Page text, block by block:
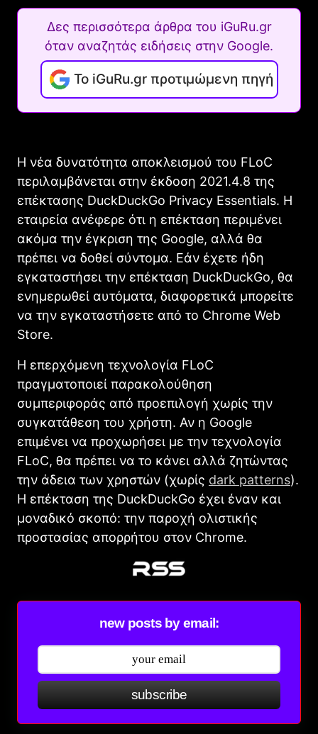
Δες περισσότερα άρθρα του iGuRu.gr
όταν αναζητάς ειδήσεις στην Google.
Το iGuRu.gr προτιμώμενη πηγή
Η νέα δυνατότητα αποκλεισμού του FLoC
περιλαμβάνεται στην έκδοση 2021.4.8 της
επέκτασης DuckDuckGo Privacy Essentials. Η
εταιρεία ανέφερε ότι η επέκταση περιμένει
ακόμα την έγκριση της Google, αλλά θα
πρέπει να δοθεί σύντομα. Εάν έχετε ήδη
εγκαταστήσει την επέκταση DuckDuckGo, θα
ενημερωθεί αυτόματα, διαφορετικά μπορείτε
να την εγκαταστήσετε από το Chrome Web
Store.
Η επερχόμενη τεχνολογία FLoC
πραγματοποιεί παρακολούθηση
συμπεριφοράς από προεπιλογή χωρίς την
συγκατάθεση του χρήστη. Αν η Google
επιμένει να προχωρήσει με την τεχνολογία
FLoC, θα πρέπει να το κάνει αλλά ζητώντας
την άδεια των χρηστών (χωρίς dark patterns).
Η επέκταση της DuckDuckGo έχει έναν και
μοναδικό σκοπό: την παροχή ολιστικής
προστασίας απορρήτου στον Chrome.
new posts by email:
subscribe